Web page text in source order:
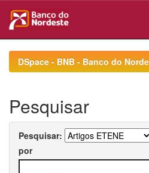
navigationDSpace - BNB - Banco do
Pesquisar
Pesquisar:
por